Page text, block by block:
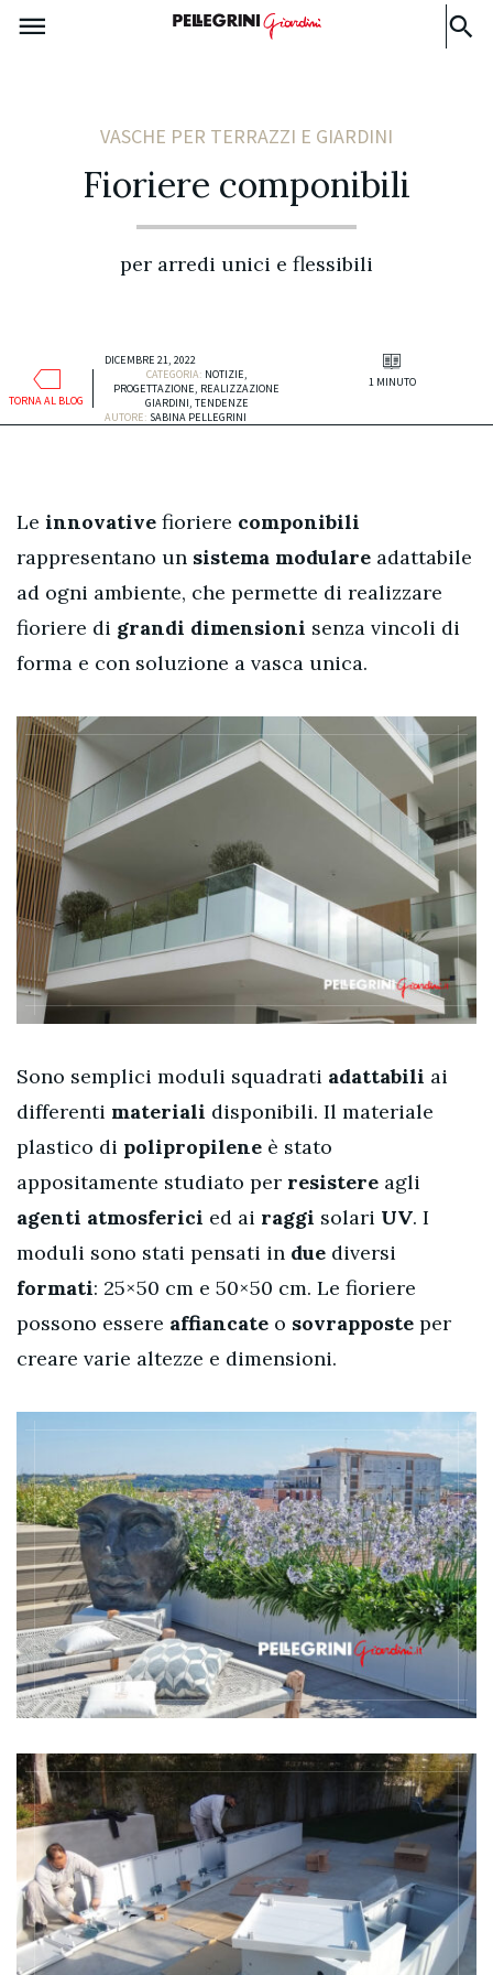
VASCHE PER TERRAZZI E GIARDINI
Fioriere componibili
per arredi unici e flessibili
TORNA AL BLOG
DICEMBRE 21, 2022
CATEGORIA: NOTIZIE,
PROGETTAZIONE, REALIZZAZIONE
GIARDINI, TENDENZE
AUTORE: SABINA PELLEGRINI
1 MINUTO
Le innovative fioriere componibili
rappresentano un sistema modulare adattabile
ad ogni ambiente, che permette di realizzare
fioriere di grandi dimensioni senza vincoli di
forma e con soluzione a vasca unica.
Sono semplici moduli squadrati adattabili ai
differenti materiali disponibili. Il materiale
plastico di polipropilene è stato
appositamente studiato per resistere agli
agenti atmosferici ed ai raggi solari UV. I
moduli sono stati pensati in due diversi
formati: 25×50 cm e 50×50 cm. Le fioriere
possono essere affiancate o sovrapposte per
creare varie altezze e dimensioni.